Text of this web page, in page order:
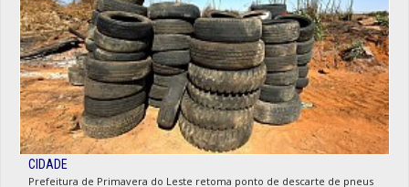
CIDADE
Prefeitura de Primavera do Leste retoma ponto de descarte de pneus